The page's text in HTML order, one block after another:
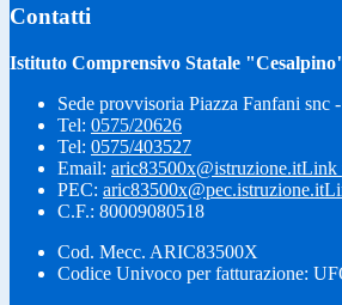
Contatti
Istituto Comprensivo Statale
Sede provvisoria Piazza Fanfani
Tel: 0575/20626
Tel: 0575/403527
Email: aric83500x@istruzione.itLink
PEC: aric83500x@pec.istruzione.it
C.F.: 80009080518
Cod. Mecc. ARIC83500X
Codice Univoco per fatturazione: